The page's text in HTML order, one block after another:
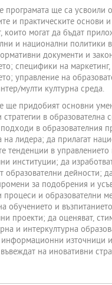
програмата ще са усвоили
и практическите основи
които могат да бъдат
и национални политики
документи и
специфики на
управление на
в интер/мулти културна среда.
ще придобият основни
стратегии в образователна
в образователния
на лидера; да прилагат
тенденции в
институции; да
образователни дейности;
за подобрения и
процеси и образователни
обучението и
проекти; да оценяват,
и интеркултурна
източници
на иновативни